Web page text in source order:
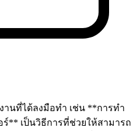
านที่ได้ลงมือทำ เช่น **การทำ
ร์** เป็นวิธีการที่ช่วยให้สามารถ